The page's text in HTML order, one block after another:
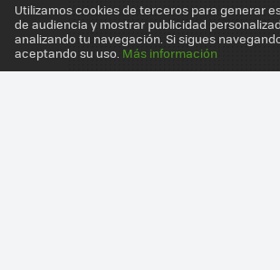
Utilizamos cookies de terceros para generar
de audiencia y mostrar publicidad
analizando tu navegación. Si sigues
aceptando su uso. Más información